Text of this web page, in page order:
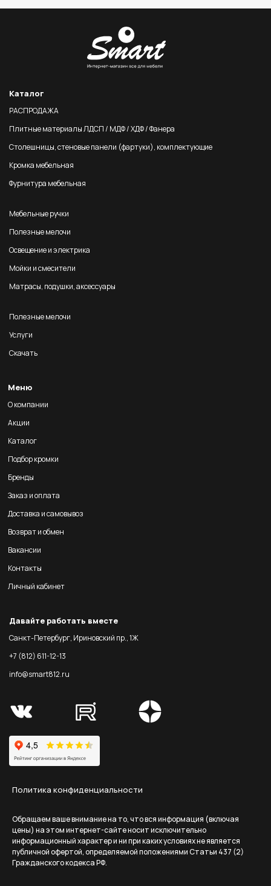
Каталог
РАСПРОДАЖА
Плитные материалы ЛДСП / МДФ / ХДФ / Фанера
Столешницы, стеновые панели (фартуки), комплектующие
Кромка мебельная
Фурнитура мебельная
Мебельные ручки
Полезные мелочи
Освещение и электрика
Мойки и смесители
Матрасы, подушки, аксессуары
Полезные мелочи
Услуги
Скачать
Меню
О компании
Акции
Каталог
Подбор кромки
Бренды
Заказ и оплата
Доставка и самовывоз
Возврат и обмен
Вакансии
Контакты
Личный кабинет
Давайте работать вместе
Санкт-Петербург, Ириновский пр., 1Ж
+7 (812) 611-12-13
info@smart812.ru
Политика конфиденциальности
Обращаем ваше внимание на то, что вся информация (включая
цены) на этом интернет-сайте носит исключительно
информационный характер и ни при каких условиях не является
публичной офертой, определяемой положениями Статьи 437 (2)
Гражданского кодекса РФ.